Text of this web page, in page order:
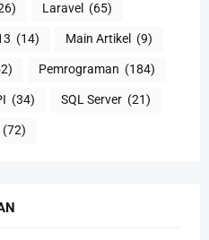
Laravel (65)
(14) Main Artikel (9)
Pemrograman (184)
(34) SQL Server (21)
(72)